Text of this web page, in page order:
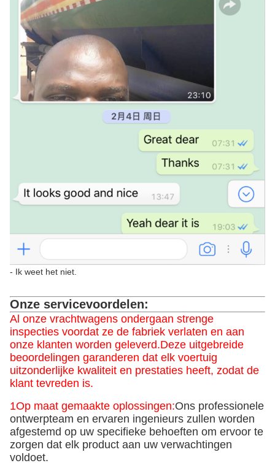
- Ik weet het niet.
Onze servicevoordelen:
Al onze vrachtwagens ondergaan strenge
inspecties voordat ze de fabriek verlaten en aan
onze klanten worden geleverd.Deze uitgebreide
beoordelingen garanderen dat elk voertuig
uitzonderlijke kwaliteit en prestaties heeft, zodat de
klant tevreden is.
1Op maat gemaakte oplossingen:Ons professionele
ontwerpteam en ervaren ingenieurs zullen worden
afgestemd op uw specifieke behoeften om ervoor te
zorgen dat elk product aan uw verwachtingen
voldoet.